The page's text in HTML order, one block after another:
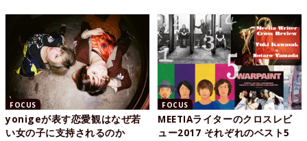
FOCUS
yonigeが表す恋愛観はなぜ若
い女の子に支持されるのか
FOCUS
MEETIAライターのクロスレビ
ュー2017 それぞれのベスト5